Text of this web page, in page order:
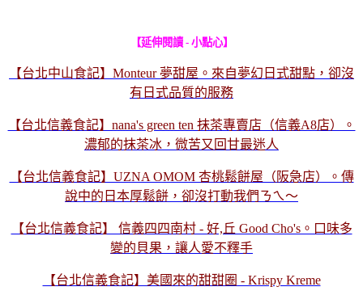
【延伸閱讀 - 小點心】
【台北中山食記】Monteur 夢甜屋。來自夢幻日式甜點，卻沒
有日式品質的服務
【台北信義食記】nana's green ten 抹茶專賣店（信義A8店）。
濃郁的抹茶冰，微苦又回甘最迷人
【台北信義食記】UZNA OMOM 杏桃鬆餅屋（阪急店）。傳
說中的日本厚鬆餅，卻沒打動我們ㄋㄟ～
【台北信義食記】 信義四四南村 - 好,丘 Good Cho's。口味多
變的貝果，讓人愛不釋手
【台北信義食記】美國來的甜甜圈 - Krispy Kreme